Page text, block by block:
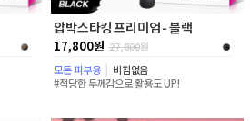
압박스타킹 프리미엄 - 블랙
17,800원 27,800원
모든 피부용
비침없음
#적당한 두께감으로 활용도 UP!